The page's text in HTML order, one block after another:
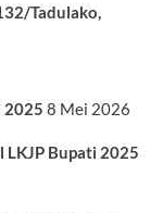
Tadulako,
2025 8 Mei 2026
LKJP Bupati 2025